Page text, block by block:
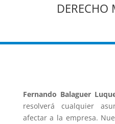
DERECHO
Fernando Balaguer
resolverá cualquier
afectar a la empresa.